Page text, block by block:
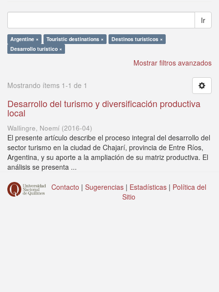
Ir
Argentine × Touristic destinations ×
Destinos turísticos ×
Desarrollo turístico ×
Mostrar filtros avanzados
Mostrando ítems 1-1 de 1
Desarrollo del turismo y diversificación productiva
local
Wallingre, Noemí (2016-04)
El presente artículo describe el proceso integral del desarrollo del
sector turismo en la ciudad de Chajarí, provincia de Entre Ríos,
Argentina, y su aporte a la ampliación de su matriz productiva. El
análisis se presenta ...
Contacto | Sugerencias | Estadísticas | Política del
Sitio